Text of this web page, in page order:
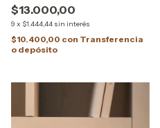
$13.000,00
9 x $1.444,44 sin interés
$10.400,00 con Transferencia
o depósito